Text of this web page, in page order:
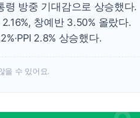
령 방중 기대감으로 상승했다.
창예반 3.50% 올랐다.
2.8% 상승했다.
을 수 있어요.